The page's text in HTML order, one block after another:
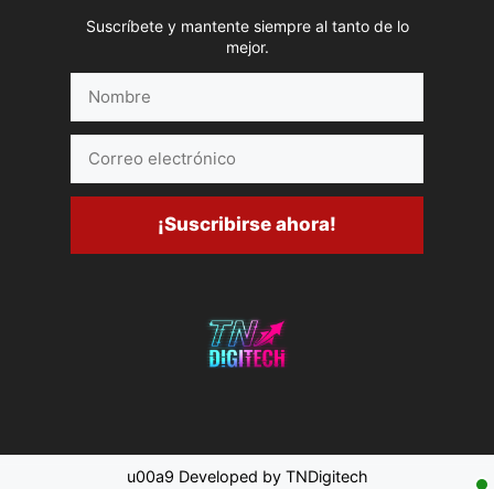
Suscríbete y mantente siempre al tanto de lo
mejor.
electrónico
¡Suscribirse ahora!